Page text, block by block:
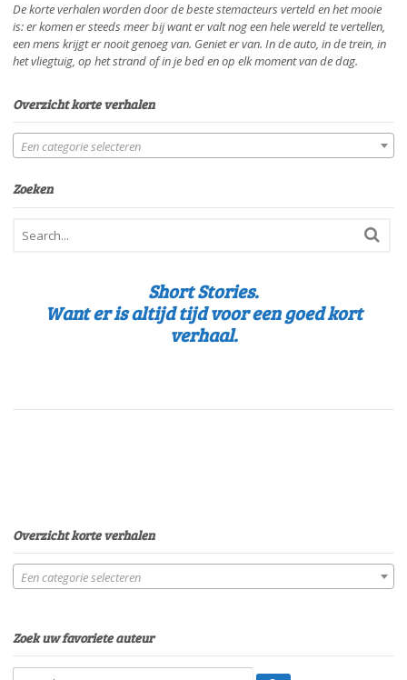
De korte verhalen worden door de beste stemacteurs verteld en het mooie
is: er komen er steeds meer bij want er valt nog een hele wereld te vertellen,
een mens krijgt er nooit genoeg van. Geniet er van. In de auto, in de trein, in
het vliegtuig, op het strand of in je bed en op elk moment van de dag.
Overzicht korte verhalen
Een categorie selecteren
Zoeken
Short Stories.
Want er is altijd tijd voor een goed kort
verhaal.
Overzicht korte verhalen
Een categorie selecteren
Zoek uw favoriete auteur